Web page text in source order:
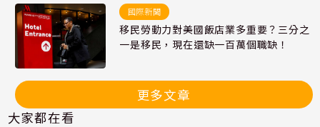
國際新聞
移民勞動力對美國飯店業多重要？三分之
一是移民，現在還缺一百萬個職缺！
更多文章
大家都在看